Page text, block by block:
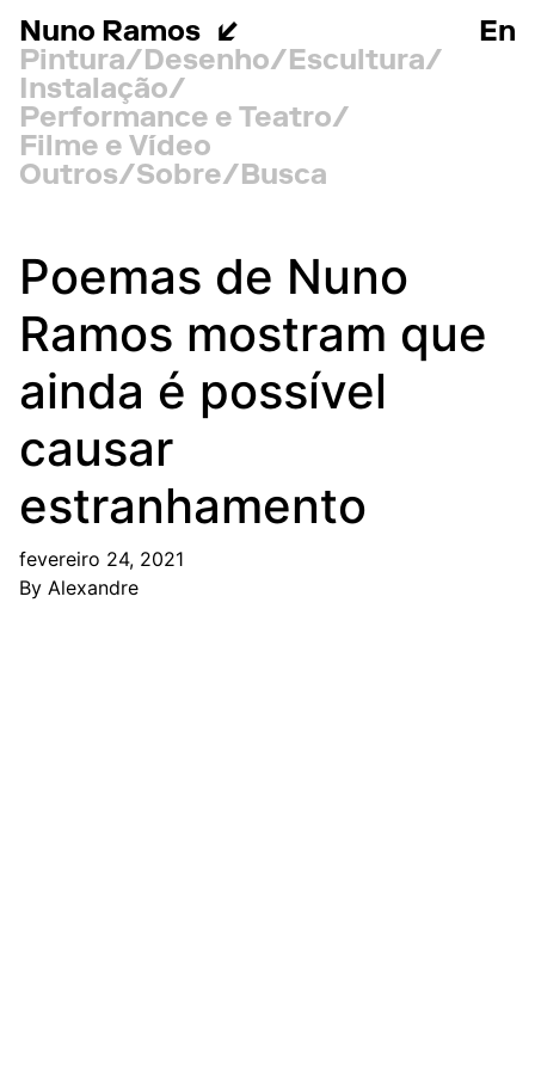
Nuno Ramos
En
Pintura
Desenho
Escultura
Instalação
Performance e Teatro
Filme e Vídeo
Outros
Sobre Busca
Poemas de Nuno
Ramos mostram que
ainda é possível
causar
estranhamento
fevereiro 24, 2021
By Alexandre